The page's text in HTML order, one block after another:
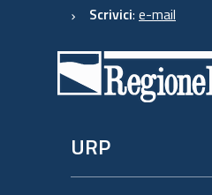
Scrivici: e-mail
URP